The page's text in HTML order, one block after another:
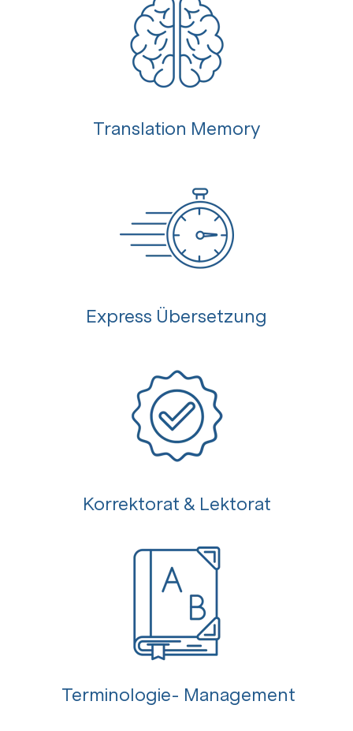
Translation Memory
Express Übersetzung
Korrektorat & Lektorat
Terminologie- Management